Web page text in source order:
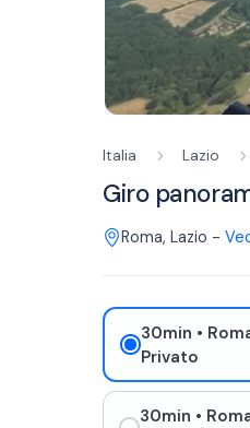
Italia Lazio
Giro
Roma, Lazio -
30min •
Privato
30min •